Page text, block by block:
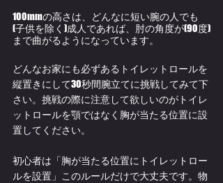
100mmの高さは、どんなに短い腕の人でも
(子供を除く)成人であれば、肘の角度が(90度)
まで曲がるようになっています。
どんなお家にも必ずあるトイレットロールを
縦置きにして30秒間腕立てに挑戦してみて下
さい。挑戦の際に注意して欲しいのがトイレ
ットロールを顎ではなく胸が当たる位置に設
置してください。
初心者は「胸が当たる位置にトイレットロー
ルを設置」このルールだけで大丈夫です。物